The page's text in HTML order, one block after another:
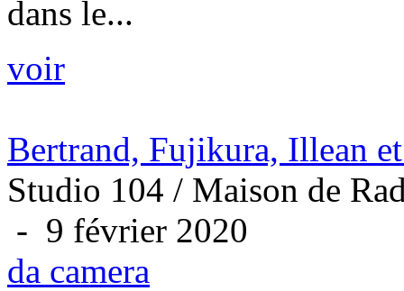
dans le...
voir
Bertrand, Fujikura, Illean
Studio 104 / Maison de
- 9 février 2020
da camera